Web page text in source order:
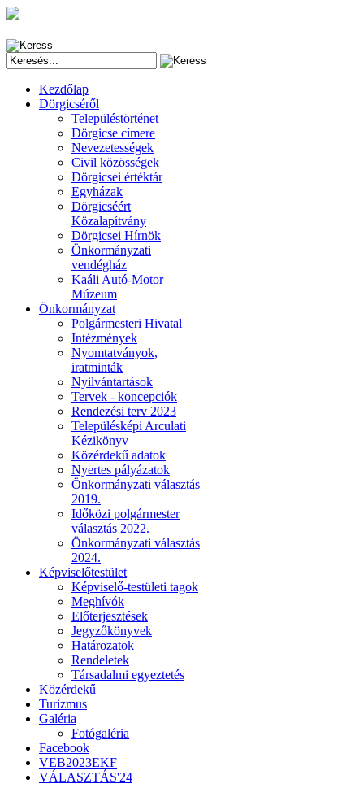
Kezdőlap
Dörgicséről
Településtörténet
Dörgicse címere
Nevezetességek
Civil közösségek
Dörgicsei értéktár
Egyházak
Dörgicséért
Közalapítvány
Dörgicsei Hírnök
Önkormányzati
vendégház
Kaáli Autó-Motor
Múzeum
Önkormányzat
Polgármesteri Hivatal
Intézmények
Nyomtatványok,
iratminták
Nyilvántartások
Tervek - koncepciók
Rendezési terv 2023
Településképi Arculati
Kézikönyv
Közérdekű adatok
Nyertes pályázatok
Önkormányzati választás
2019.
Időközi polgármester
választás 2022.
Önkormányzati választás
2024.
Képviselőtestület
Képviselő-testületi tagok
Meghívók
Előterjesztések
Jegyzőkönyvek
Határozatok
Rendeletek
Társadalmi egyeztetés
Közérdekű
Turizmus
Galéria
Fotógaléria
Facebook
VEB2023EKF
VÁLASZTÁS'24